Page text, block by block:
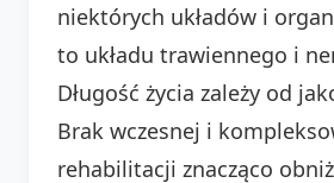
niektórych układów i
to układu trawiennego i
Długość życia zależy od
Brak wczesnej i
rehabilitacji znacząco